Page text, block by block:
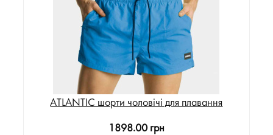
ATLANTIC шорти чоловічі для плавання
1898.00 грн